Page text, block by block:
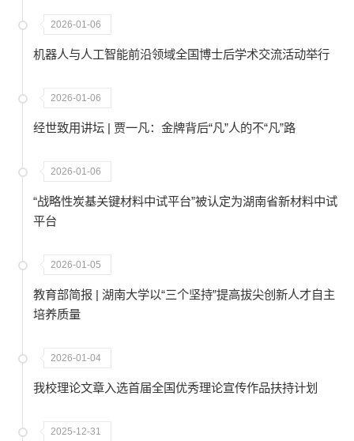
2026-01-06
机器人与人工智能前沿领域全国博士后学术交流活动举行
2026-01-06
经世致用讲坛 | 贾一凡：金牌背后“凡”人的不“凡”路
2026-01-06
“战略性炭基关键材料中试平台”被认定为湖南省新材料中试
平台
2026-01-05
教育部简报 | 湖南大学以“三个坚持”提高拔尖创新人才自主
培养质量
2026-01-04
我校理论文章入选首届全国优秀理论宣传作品扶持计划
2025-12-31